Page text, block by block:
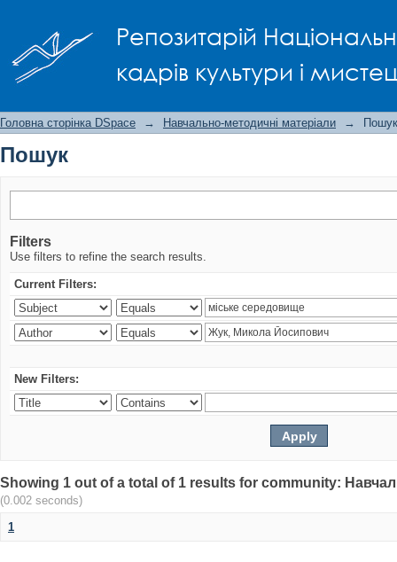
Репозитарій
кадрів культури і
Головна сторінка DSpace → Навчально-методичні матеріали → Пошук
Пошук
Filters
Use filters to refine the search results.
Current Filters:
New Filters:
Showing 1 out of a total of 1 results for community:
(0.002 seconds)
1